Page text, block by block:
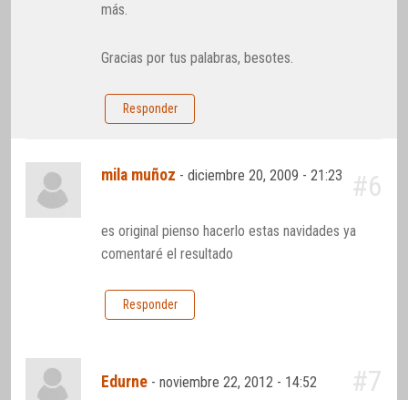
más.
Gracias por tus palabras, besotes.
Responder
mila muñoz -diciembre 20, 2009 - 21:23 #6
es original pienso hacerlo estas navidades ya
comentaré el resultado
Responder
Edurne -noviembre 22, 2012 - 14:52 #7